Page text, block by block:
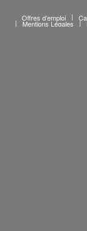
Offres d’emploi
Mentions Légales